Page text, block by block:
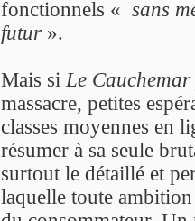
fonctionnels « sans
futur ».
Mais si Le
massacre, petites
classes moyennes en
résumer à sa seule
surtout le détaillé et
laquelle toute